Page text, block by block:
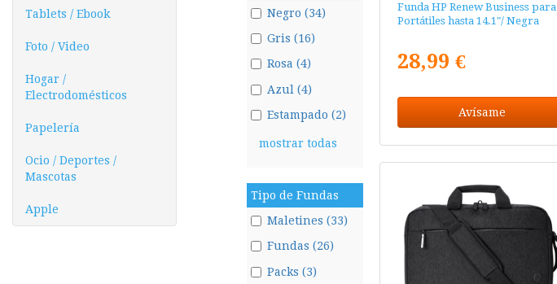
Tablets / Ebook
Foto / Video
Hogar /
Electrodomésticos
Papelería
Ocio / Deportes /
Mascotas
Apple
Negro (34)
Gris (16)
Rosa (4)
Azul (4)
Estampado (2)
mostrar todas
Tipo de Fundas
Maletines (33)
Fundas (26)
Packs (3)
Funda HP Renew Business para
Portátiles hasta 14.1"/ Negra
28,99 €
Avísame